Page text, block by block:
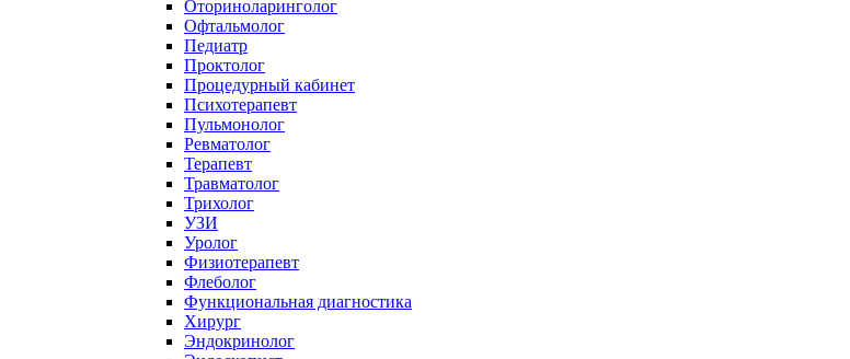
Оториноларинголог
Офтальмолог
Педиатр
Проктолог
Процедурный кабинет
Психотерапевт
Пульмонолог
Ревматолог
Терапевт
Травматолог
Трихолог
УЗИ
Уролог
Физиотерапевт
Флеболог
Функциональная диагностика
Хирург
Эндокринолог